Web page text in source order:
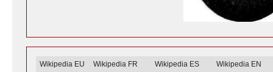
Wikipedia EU Wikipedia FR Wikipedia ES
Wikipedia EN